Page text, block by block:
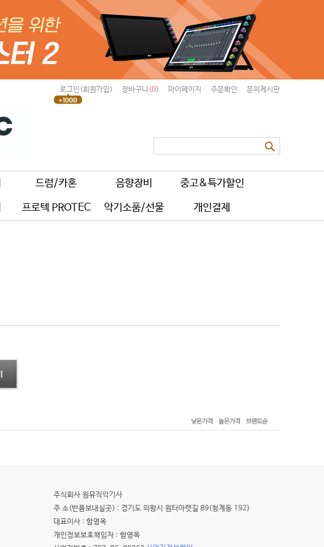
로그인(회원가입) 장바구니(0) 마이페이지 주문확인 문의게시판
드럼/카혼 음향장비 중고&특가할인
프로텍 PROTEC 악기소품/선물 개인결제
주식회사 원뮤직악기사
주 소(반품보내실곳) : 경기도 의왕시 원터아랫길 89(청계동 192)
대표이사 : 함영옥
개인정보보호책임자 : 함영옥